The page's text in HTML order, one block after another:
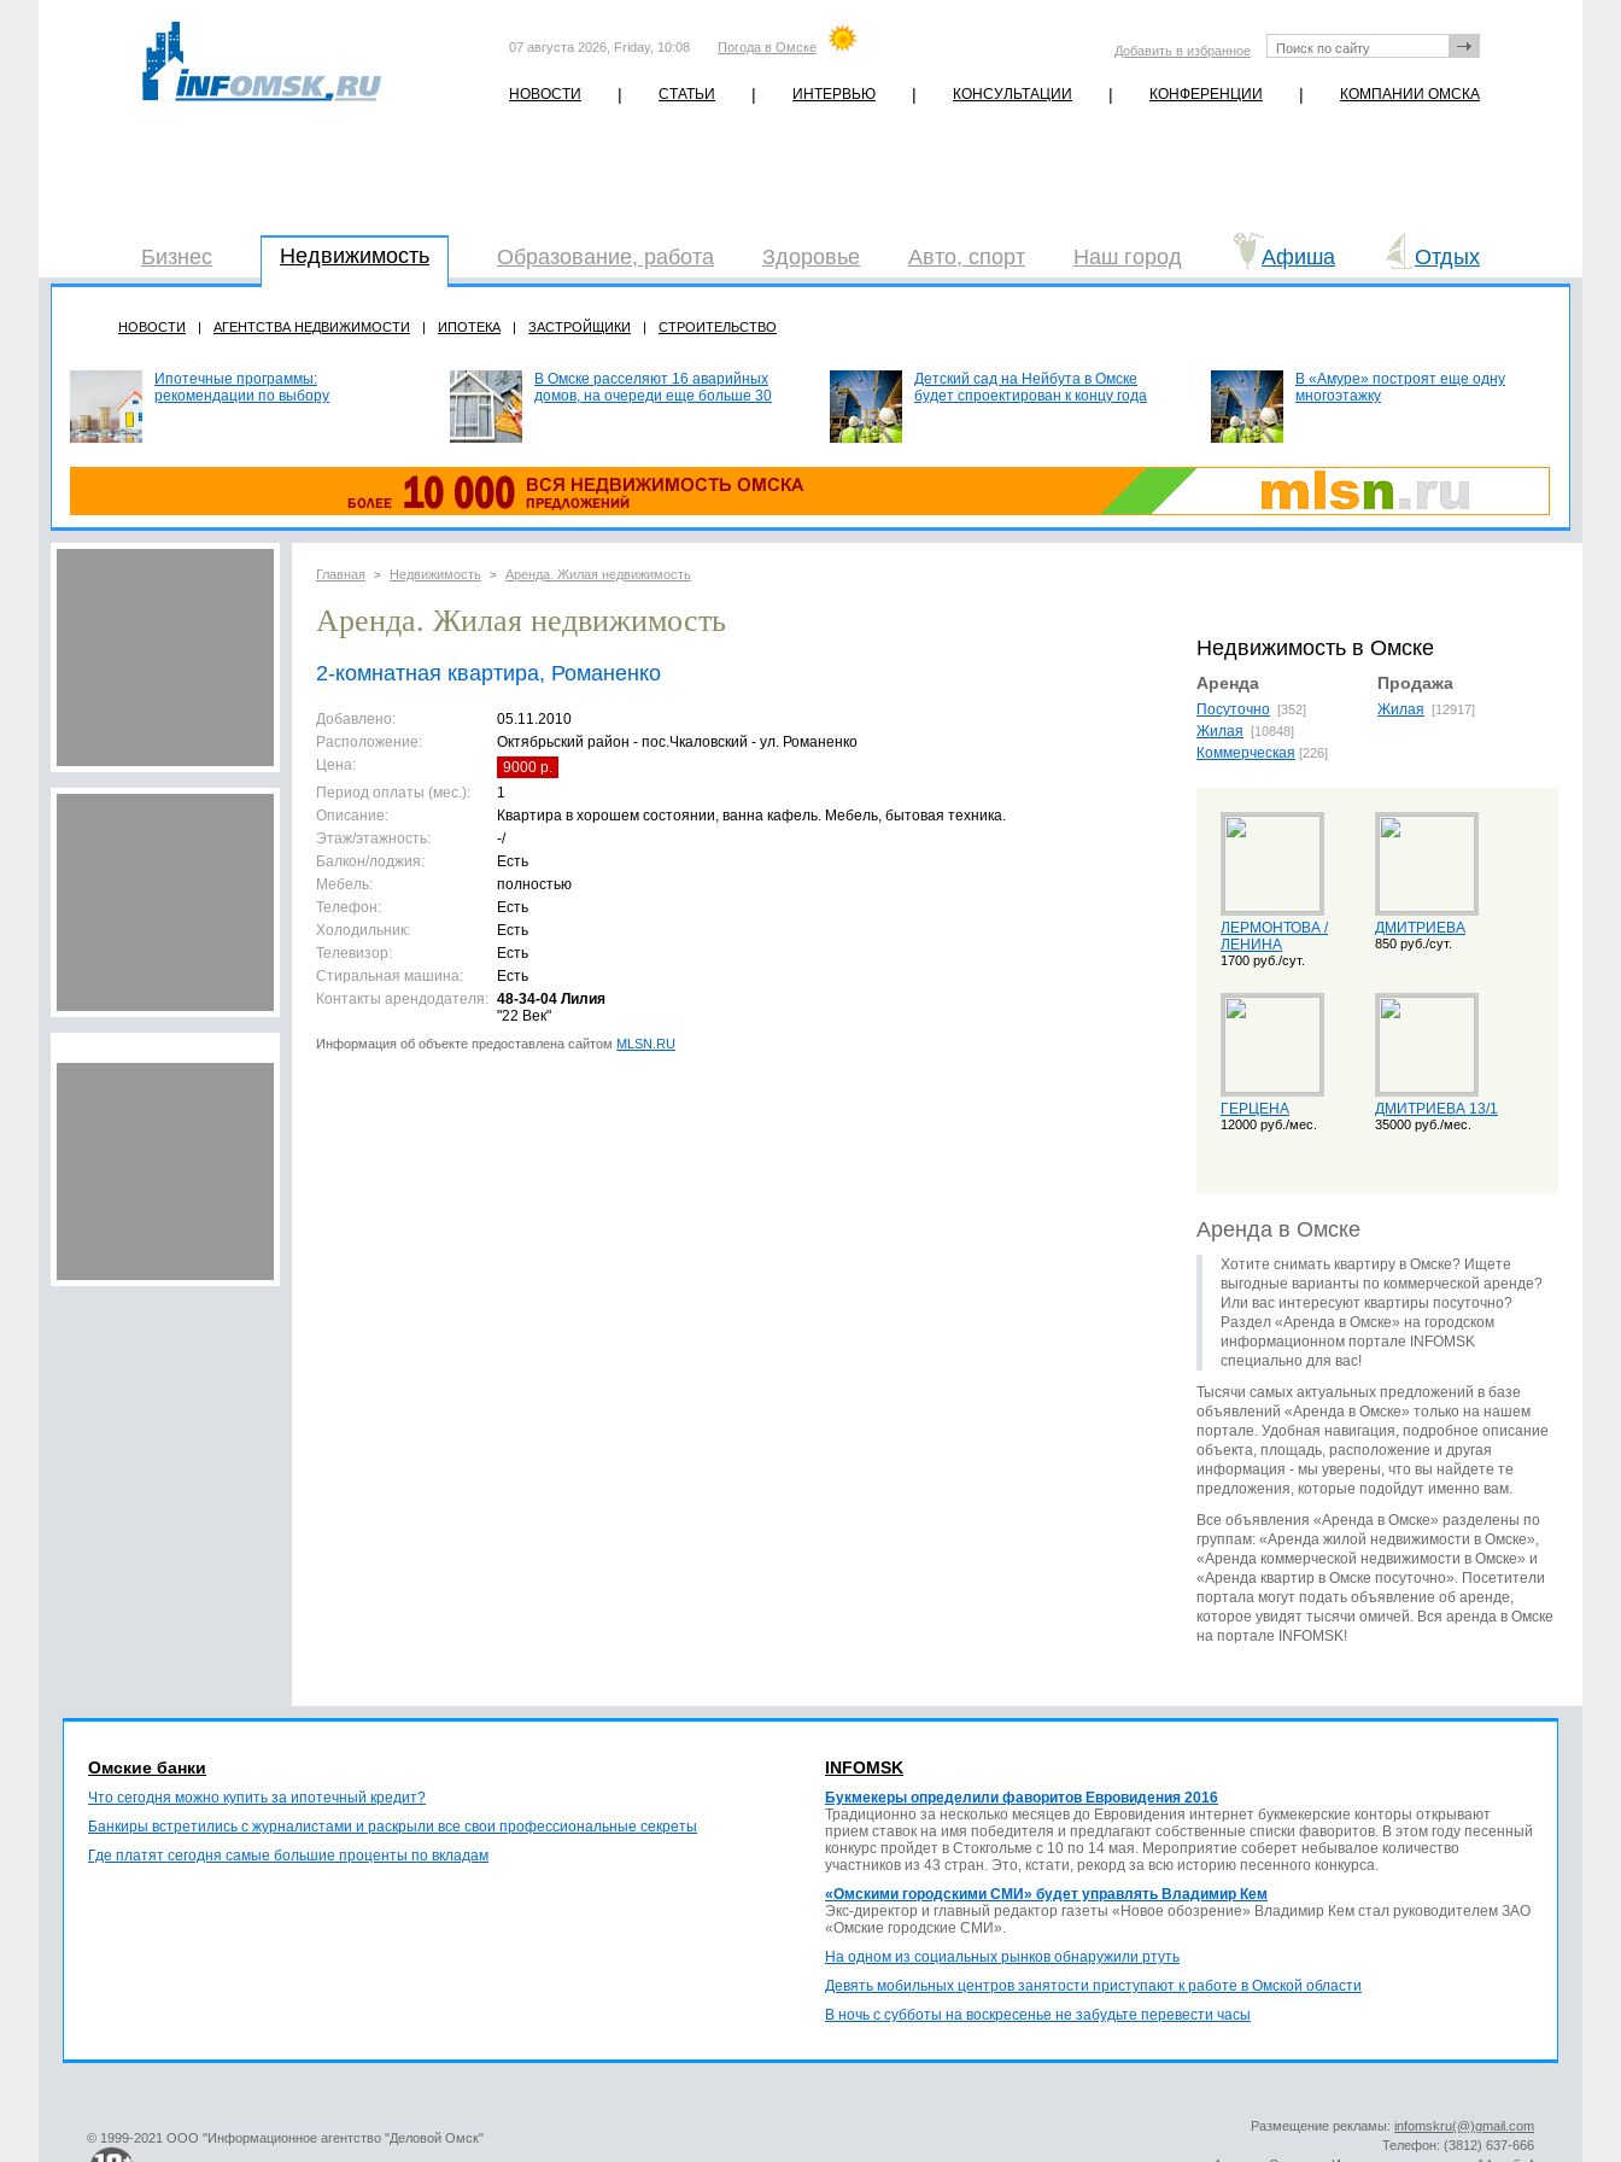
07 августа 2026, Friday, 10:08 Погода в Омске Добавить в избранное
НОВОСТИ | СТАТЬИ | ИНТЕРВЬЮ | КОНСУЛЬТАЦИИ | КОНФЕРЕНЦИИ | КОМПАНИИ ОМСКА
Бизнес Недвижимость Образование, работа Здоровье Авто, спорт Наш город Афиша Отдых
НОВОСТИ | АГЕНТСТВА НЕДВИЖИМОСТИ | ИПОТЕКА | ЗАСТРОЙЩИКИ | СТРОИТЕЛЬСТВО
Ипотечные программы:
рекомендации по выбору
В Омске расселяют 16 аварийных
домов, на очереди еще больше 30
Детский сад на Нейбута в Омске
будет спроектирован к концу года
В «Амуре» построят еще одну
многоэтажку
Главная > Недвижимость > Аренда. Жилая недвижимость
Аренда. Жилая недвижимость
2-комнатная квартира, Романенко
Добавлено:
05.11.2010
Расположение:
Октябрьский район - пос.Чкаловский - ул. Романенко
Цена:
9000 р.
Период оплаты (мес.):
1
Описание:
Квартира в хорошем состоянии, ванна кафель. Мебель, бытовая техника.
Этаж/этажность:
-/
Балкон/лоджия:
Есть
Мебель:
полностью
Телефон:
Есть
Холодильник:
Есть
Телевизор:
Есть
Стиральная машина:
Есть
Контакты арендодателя: 48-34-04 Лилия
"22 Век"
Информация об объекте предоставлена сайтом MLSN.RU
Недвижимость в Омске
Аренда Продажа
Посуточно [352]
Жилая [10848]
Коммерческая [226]
Жилая [12917]
ЛЕРМОНТОВА /
ЛЕНИНА
1700 руб./сут.
ДМИТРИЕВА
850 руб./сут.
ГЕРЦЕНА
12000 руб./мес.
ДМИТРИЕВА 13/1
35000 руб./мес.
Аренда в Омске
Хотите снимать квартиру в Омске? Ищете
выгодные варианты по коммерческой аренде?
Или вас интересуют квартиры посуточно?
Раздел «Аренда в Омске» на городском
информационном портале INFOMSK
специально для вас!
Тысячи самых актуальных предложений в базе
объявлений «Аренда в Омске» только на нашем
портале. Удобная навигация, подробное описание
объекта, площадь, расположение и другая
информация - мы уверены, что вы найдете те
предложения, которые подойдут именно вам.
Все объявления «Аренда в Омске» разделены по
группам: «Аренда жилой недвижимости в Омске»,
«Аренда коммерческой недвижимости в Омске» и
«Аренда квартир в Омске посуточно». Посетители
портала могут подать объявление об аренде,
которое увидят тысячи омичей. Вся аренда в Омске
на портале INFOMSK!
Омские банки
Что сегодня можно купить за ипотечный кредит?
Банкиры встретились с журналистами и раскрыли все свои профессиональные секреты
Где платят сегодня самые большие проценты по вкладам
INFOMSK
Букмекеры определили фаворитов Евровидения 2016
Традиционно за несколько месяцев до Евровидения интернет букмекерские конторы открывают
прием ставок на имя победителя и предлагают собственные списки фаворитов. В этом году песенный
конкурс пройдет в Стокгольме с 10 по 14 мая. Мероприятие соберет небывалое количество
участников из 43 стран. Это, кстати, рекорд за всю историю песенного конкурса.
«Омскими городскими СМИ» будет управлять Владимир Кем
Экс-директор и главный редактор газеты «Новое обозрение» Владимир Кем стал руководителем ЗАО
«Омские городские СМИ».
На одном из социальных рынков обнаружили ртуть
Девять мобильных центров занятости приступают к работе в Омской области
В ночь с субботы на воскресенье не забудьте перевести часы
© 1999-2021 ООО "Информационное агентство "Деловой Омск"
Размещение рекламы: infomskru(@)gmail.com
Телефон: (3812) 637-666